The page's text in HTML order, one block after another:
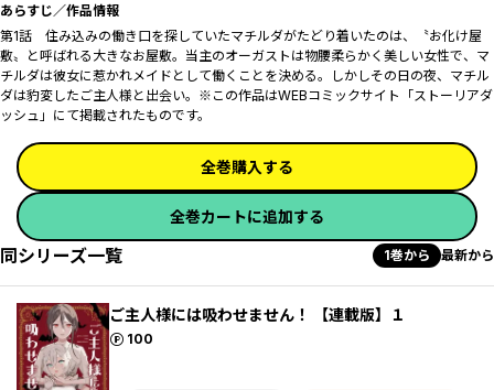
あらすじ／作品情報
第1話 住み込みの働き口を探していたマチルダがたどり着いたのは、〝お化け屋
敷〟と呼ばれる大きなお屋敷。当主のオーガストは物腰柔らかく美しい女性で、マ
チルダは彼女に惹かれメイドとして働くことを決める。しかしその日の夜、マチル
ダは豹変したご主人様と出会い――。※この作品はWEBコミックサイト「ストーリアダ
ッシュ」にて掲載されたものです。
全巻購入する
全巻カートに追加する
同シリーズ一覧 1巻から 最新から
ご主人様には吸わせません！ 【連載版】１
100
ポイント